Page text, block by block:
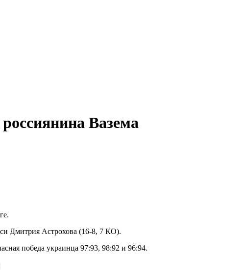
Вазема
Дмитрия Астрохова (16-8, 7 КО).
победа украинца 97:93, 98:92 и 96:94.